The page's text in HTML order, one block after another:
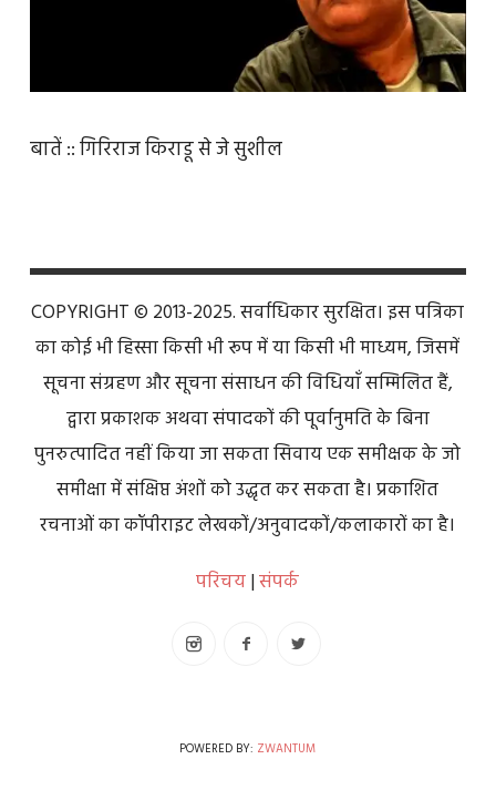
बातें :: गिरिराज किराडू से जे सुशील
COPYRIGHT © 2013-2025. सर्वाधिकार सुरक्षित। इस पत्रिका
का कोई भी हिस्सा किसी भी रूप में या किसी भी माध्यम, जिसमें
सूचना संग्रहण और सूचना संसाधन की विधियाँ सम्मिलित हैं,
द्वारा प्रकाशक अथवा संपादकों की पूर्वानुमति के बिना
पुनरुत्पादित नहीं किया जा सकता सिवाय एक समीक्षक के जो
समीक्षा में संक्षिप्त अंशों को उद्धृत कर सकता है। प्रकाशित
रचनाओं का कॉपीराइट लेखकों/अनुवादकों/कलाकारों का है।
परिचय|संपर्क
POWERED BY: ZWANTUM